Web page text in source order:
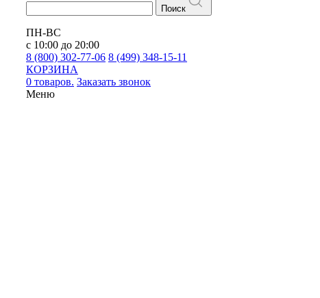
Поиск
ПН-ВС
с 10:00 до 20:00
8 (800) 302-77-06 8 (499) 348-15-11
КОРЗИНА
0 товаров. Заказать звонок
Меню